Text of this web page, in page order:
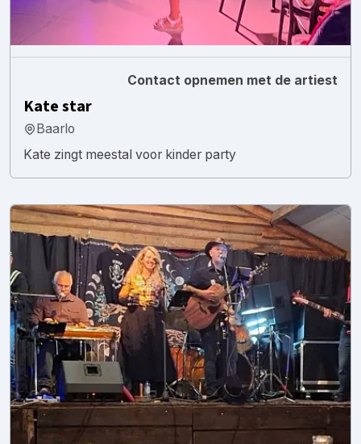
Contact opnemen met de artiest
Kate star
Baarlo
Kate zingt meestal voor kinder party